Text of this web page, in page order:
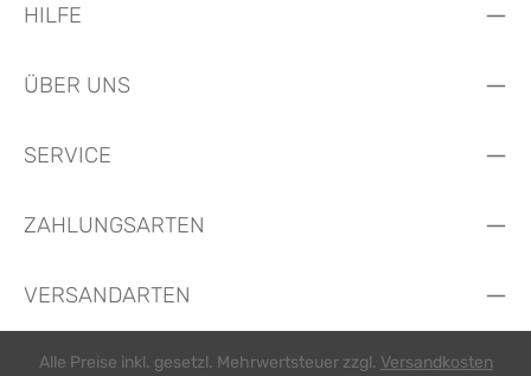
HILFE
ÜBER UNS
SERVICE
ZAHLUNGSARTEN
VERSANDARTEN
Alle Preise inkl. gesetzl. Mehrwertsteuer zzgl. Versandkosten